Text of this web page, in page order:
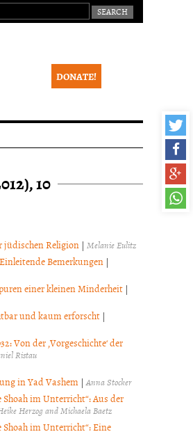
FOR:
DONATE!
10
jüdischen Religion |Melanie Eulitz
Bemerkungen |
einer kleinen Minderheit |
und kaum erforscht |
Von der ‚Vorgeschichte‘ der
Ristau
in Yad Vashem |Anna Stocker
im Unterricht“: Aus der
Herzog and Michaela Baetz
im Unterricht“: Eine